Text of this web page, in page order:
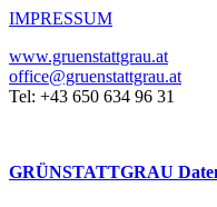
IMPRESSUM
www.gruenstattgrau.at
office@gruenstattgrau.at
Tel: +43 650 634 96 31
GRÜNSTATTGRAU